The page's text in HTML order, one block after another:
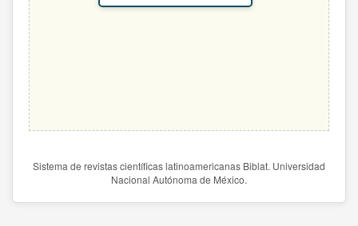
Sistema de revistas científicas latinoamericanas Biblat. Universidad
Nacional Autónoma de México.